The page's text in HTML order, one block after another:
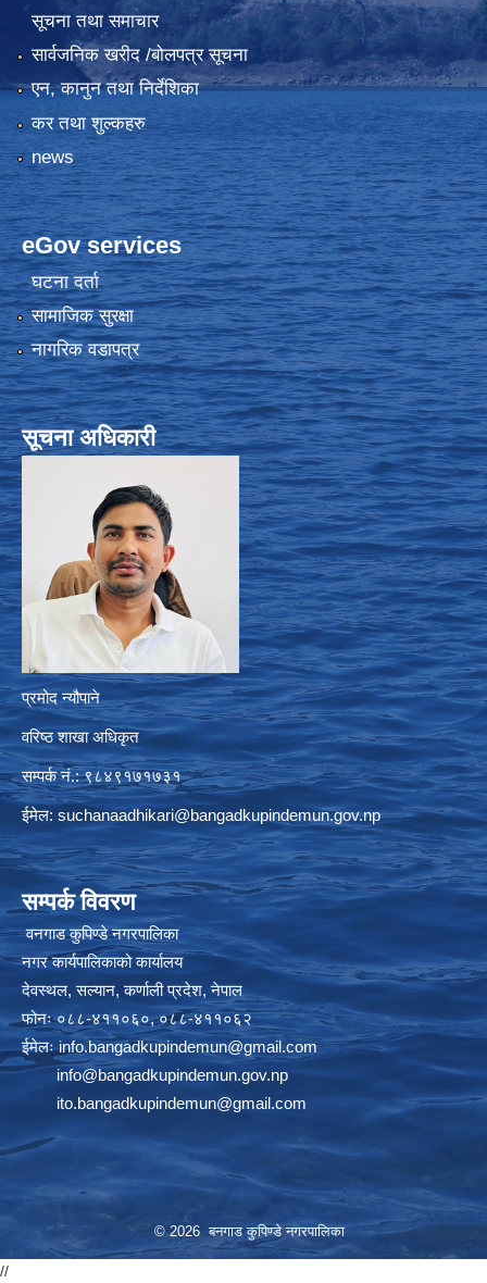
सूचना तथा समाचार
सार्वजनिक खरीद /बोलपत्र सूचना
एन, कानुन तथा निर्देशिका
कर तथा शुल्कहरु
news
eGov services
घटना दर्ता
सामाजिक सुरक्षा
नागरिक वडापत्र
सूचना अधिकारी
प्रमोद न्यौपाने
वरिष्ठ शाखा अधिकृत
सम्पर्क नं.: ९८४९१७१७३१
ईमेल: suchanaadhikari@bangadkupindemun.gov.np
सम्पर्क विवरण
वनगाड कुपिण्डे नगरपालिका
नगर कार्यपालिकाको कार्यालय
देवस्थल, सल्यान, कर्णाली प्रदेश, नेपाल
फोनः ०८८-४११०६०, ०८८-४११०६२
ईमेलःinfo.bangadkupindemun@gmail.com
info@bangadkupindemun.gov.np
ito.bangadkupindemun@gmail.com
© 2026 बनगाड कुपिण्डे नगरपालिका
//